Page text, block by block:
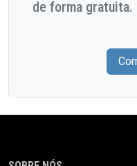
de forma gratuita.